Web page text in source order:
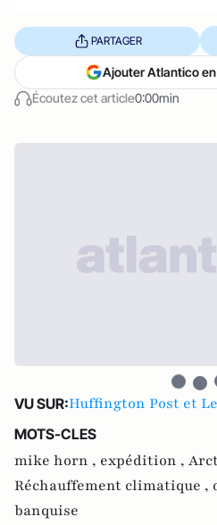
Écoutez cet article0:00min
PARTAGER
Ajouter Atlantico
VU SUR:Huffington Post et
MOTS-CLES
mike horn , expédition ,
Réchauffement climatique ,
banquise